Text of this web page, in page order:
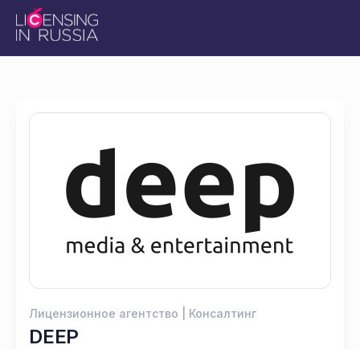
Лицензионное агентство | Консалтинг
DEEP